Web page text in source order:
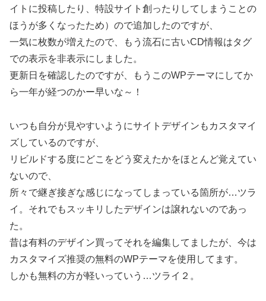
イトに投稿したり、特設サイト創ったりしてしまうことの
ほうが多くなったため）ので追加したのですが、
一気に枚数が増えたので、もう流石に古いCD情報はタグ
での表示を非表示にしました。
更新日を確認したのですが、もうこのWPテーマにしてか
ら一年が経つのかー早いな～！
いつも自分が見やすいようにサイトデザインもカスタマイ
ズしているのですが、
リビルドする度にどこをどう変えたかをほとんど覚えてい
ないので、
所々で継ぎ接ぎな感じになってしまっている箇所が…ツラ
イ。それでもスッキリしたデザインは譲れないのであっ
た。
昔は有料のデザイン買ってそれを編集してましたが、今は
カスタマイズ推奨の無料のWPテーマを使用してます。
しかも無料の方が軽いっていう…ツライ２。